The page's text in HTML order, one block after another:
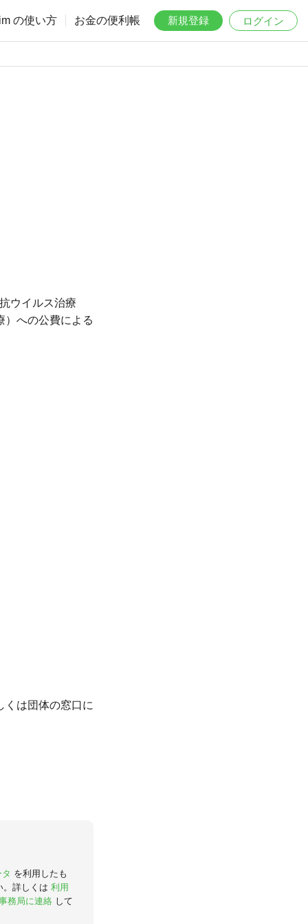
の使い方 お金の便利帳 新規登録 ログイン
ウイルス治療
）への公費による
くは団体の窓口に
を利用したも
。詳しくは 利用
務局に連絡 して